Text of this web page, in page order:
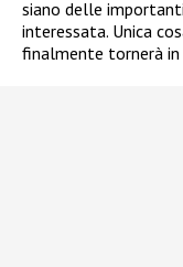
siano delle
interessata. Unica
finalmente tornerà in